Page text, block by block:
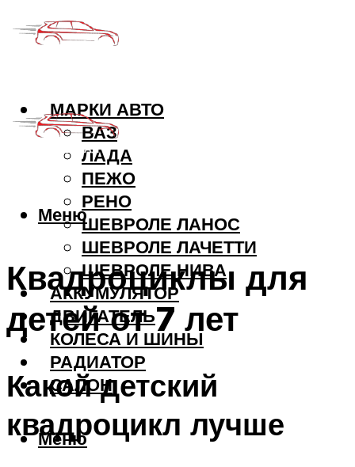
МАРКИ АВТО
ВАЗ
ЛАДА
ПЕЖО
РЕНО
ШЕВРОЛЕ ЛАНОС
ШЕВРОЛЕ ЛАЧЕТТИ
ШЕВРОЛЕ НИВА
АККУМУЛЯТОР
ДВИГАТЕЛЬ
КОЛЕСА И ШИНЫ
РАДИАТОР
САЛОН
Меню
Меню
Квадроциклы для
детей от 7 лет
Какой детский
квадроцикл лучше